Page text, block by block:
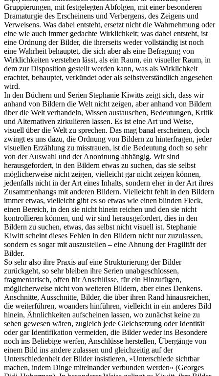
Gruppierungen, mit festgelegten Abfolgen, mit einer besonderen
Dramaturgie des Erscheinens und Verbergens, des Zeigens und
Verweisens. Was dabei entsteht, ersetzt nicht die Wahrnehmung oder
eine wie auch immer gedachte Wirklichkeit; was dabei entsteht, ist
eine Ordnung der Bilder, die ihrerseits weder vollständig ist noch
eine Wahrheit behauptet, die sich aber als eine Befragung von
Wirklichkeiten verstehen lässt, als ein Raum, ein visueller Raum, in
dem zur Disposition gestellt werden kann, was als Wirklichkeit
erachtet, behauptet, verkündet oder als selbstverständlich angesehen
wird.
In den Büchern und Serien Stephanie Kiwitts zeigt sich, dass wir
anhand von Bildern die Welt nicht zeigen, aber anhand von Bildern
über die Welt verhandeln, Wissen austauschen, Bedeutungen, Kritik
und Alternativen zirkulieren lassen. Es ist eine Art und Weise,
visuell über die Welt zu sprechen. Das mag banal erscheinen, doch
zwingt es uns dazu, die Ordnung von Bildern zu hinterfragen, jeder
visuellen Erzählung zu misstrauen, ist die Bedeutung doch so sehr
von der Auswahl und der Anordnung abhängig. Wir sind
herausgefordert, in den Bildern etwas zu suchen, das sie selbst
möglicherweise nicht zeigen, vielleicht gar nicht zeigen können,
jedenfalls nicht in der Art eines Inhalts, sondern eher in der Art ihres
Zusammenhangs mit anderen Bildern. Vielleicht fehlt in den Bildern
immer etwas, vielleicht gibt es so etwas wie einen blinden Fleck,
einen Bereich, in den sie nicht hinein reichen und den sie nicht
kontrollieren können, und wir sind herausgefordert, dies in den
Bildern zu suchen, etwas, das selbst nicht visuell ist. Stephanie
Kiwitt scheint dieses Fehlen in den Bildern nicht nur zuzulassen,
sondern es sogar mit auszustellen – eine Ahnung der Fragilität der
Bilder.
So sehr also ihre Praxis auf eine Strukturierung der Bilder
zurückgeht, so sehr bleiben ihre Serien unabgeschlossen,
fragmentarisch, offen für Anschlüsse, für ein Hinzufügen,
möglicherweise nicht von weiteren Bildern, aber eines Denkens.
Anschnitte, Ausschnitte, Bilder, die über ihren Rand hinausreichen,
die weiterführen, woanders hinführen, vielleicht in ein anderes Bild
hinein, Ähnlichkeiten aufscheinen lassen, wo zunächst keine zu
sehen gewesen wären, zugleich jede Gleichsetzung oder Identität
oder gar Identifikation vermeiden, die Bilder weder ins Besondere
noch ins Beliebige werfen, Anschlüsse herstellen, Übergänge von
einem Bild ins andere zulassen und gleichzeitig auf der
Unterschiedenheit der Bilder insistieren, »Unterschiede sichtbar
machen, indem Dinge miteinander verbunden werden« (Georges